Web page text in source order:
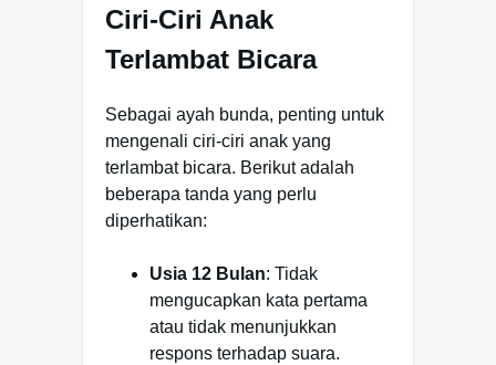
Ciri-Ciri Anak
Terlambat Bicara
Sebagai ayah bunda, penting untuk
mengenali ciri-ciri anak yang
terlambat bicara. Berikut adalah
beberapa tanda yang perlu
diperhatikan:
Usia 12 Bulan: Tidak
mengucapkan kata pertama
atau tidak menunjukkan
respons terhadap suara.